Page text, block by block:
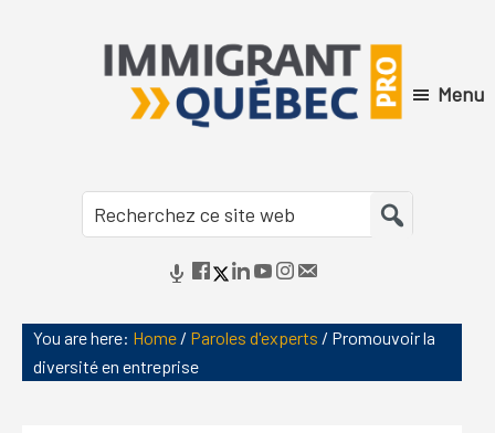
Québec
ProRecherchez
ce
Menu
You are here: Home / Paroles d'experts / Promouvoir la
diversité en entreprise